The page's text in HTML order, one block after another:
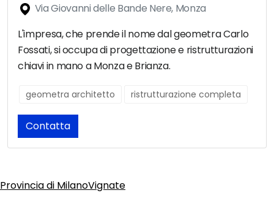
Via Giovanni delle Bande Nere, Monza
L'impresa, che prende il nome dal geometra Carlo
Fossati, si occupa di progettazione e ristrutturazioni
chiavi in mano a Monza e Brianza.
geometra architetto ristrutturazione completa
Contatta
Provincia di MilanoVignate